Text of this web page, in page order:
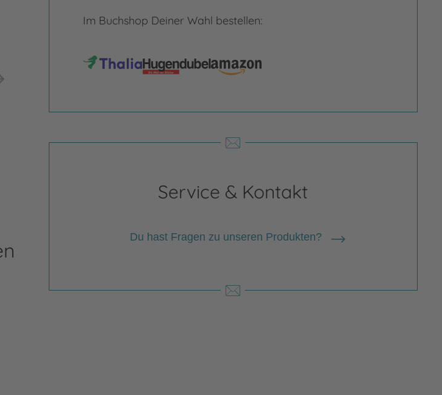
Im Buchshop Deiner Wahl bestellen:
Service & Kontakt
Du hast Fragen zu unseren Produkten?